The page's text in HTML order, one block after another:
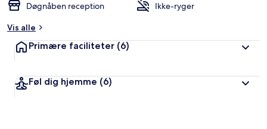
Døgnåben reception
Ikke-ryger
Vis alle
Primære faciliteter (6)
Føl dig hjemme (6)